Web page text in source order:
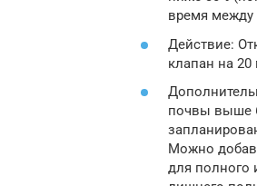
время между
Действие:
клапан на 20
почвы выше
Можно
для полного